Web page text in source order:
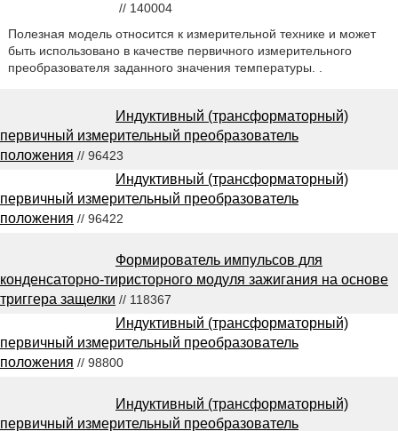
// 140004
Полезная модель относится к измерительной технике и может
быть использовано в качестве первичного измерительного
преобразователя заданного значения температуры. .
Индуктивный (трансформаторный)
первичный измерительный преобразователь
положения // 96423
Индуктивный (трансформаторный)
первичный измерительный преобразователь
положения // 96422
Формирователь импульсов для
конденсаторно-тиристорного модуля зажигания на основе
триггера защелки // 118367
Индуктивный (трансформаторный)
первичный измерительный преобразователь
положения // 98800
Индуктивный (трансформаторный)
первичный измерительный преобразователь